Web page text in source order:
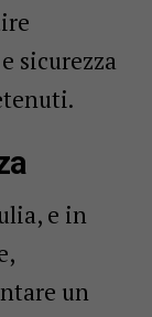
sicurezza
e in
un